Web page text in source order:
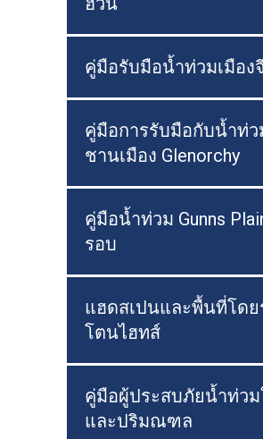
คู่มือรับมือน้ำท่วมเมือง
คู่มือการรับมือกับน้ำท่ว
ชานเมือง Glenorchy
คู่มือน้ำท่วม Gunns
รอบ
แฮดสเปนและพื้นที่โด
โตนไฮทส์
คู่มือผู้ประสบภัยน้ำท่วม
และปริมณฑล